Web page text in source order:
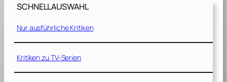
d
i
e
[
SCHNELLAUSWAHL
Nur ausführliche Kritiken
Kritiken zu TV-Serien